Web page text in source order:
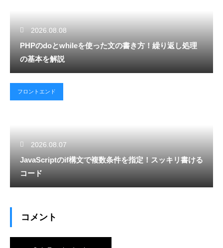
2026.08.08
PHPのdoとwhileを使った文の書き方！繰り返し処理
の基本を解説
フロントエンド
2026.08.07
JavaScriptのif構文で複数条件を指定！スッキリ書ける
コード
コメント